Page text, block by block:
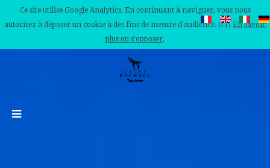
Ce site utilise Google Analytics. En continuant à naviguer, vous nous
autorisez à déposer un cookie à des fins de mesure d'audience. (IT) En savoir
plus ou s'opposer.